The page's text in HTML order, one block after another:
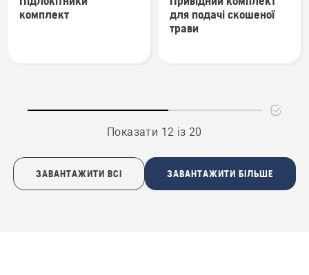
деталей
про
комплект
деталей
про
Привідний
радіусом розвертання
для подачі скошеної
трави
Показати 12 із 20
ЗАВАНТАЖИТИ ВСІ ЗАВАНТАЖИТИ БІЛЬШЕ